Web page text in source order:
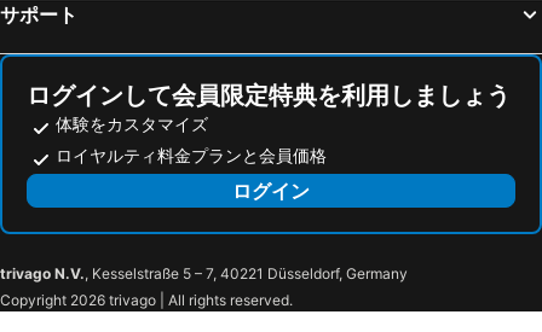
サポート
ログインして会員限定特典を利用しましょう
体験をカスタマイズ
ロイヤルティ料金プランと会員価格
ログイン
trivago N.V., Kesselstraße 5 – 7, 40221 Düsseldorf, Germany
Copyright 2026 trivago | All rights reserved.